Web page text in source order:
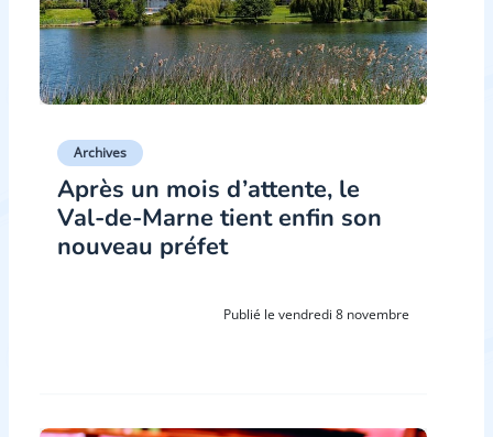
Archives
Après un mois d’attente, le
Val-de-Marne tient enfin son
nouveau préfet
Publié le vendredi 8 novembre